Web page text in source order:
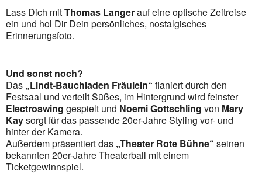
Lass Dich mitThomas Langerauf eine optische Zeitreise
ein und hol Dir Dein persönliches, nostalgisches
Erinnerungsfoto.
Und sonst noch?
Das „Lindt-Bauchladen Fräulein“ flaniert durch den
Festsaal und verteilt Süßes, im Hintergrund wird feinster
Electroswing gespielt und Noemi Gottschling von Mary
Kaysorgt für das passende 20er-Jahre Styling vor- und
hinter der Kamera.
Außerdem präsentiert das „Theater Rote Bühne“ seinen
bekannten 20er-Jahre Theaterball mit einem
Ticketgewinnspiel.